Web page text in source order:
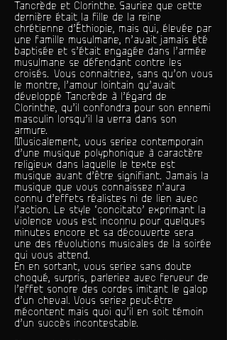
Tancrède et Clorinthe. Sauriez que cette
dernière était la fille de la reine
chrétienne d’Éthiopie, mais qui, élevée par
une famille musulmane, n’avait jamais été
baptisée et s’était engagée dans l’armée
musulmane se défendant contre les
croisés. Vous connaitriez, sans qu’on vous
le montre, l’amour lointain qu’avait
développé Tancrède à l’égard de
Clorinthe, qu’il confondra pour son ennemi
masculin lorsqu’il la verra dans son
armure.
Musicalement, vous seriez contemporain
d’une musique polyphonique à caractère
religieux dans laquelle le texte est
musique avant d’être signifiant. Jamais la
musique que vous connaissez n’aura
connu d’effets réalistes ni de lien avec
l’action. Le style ‘concitato’ exprimant la
violence vous est inconnu pour quelques
minutes encore et sa découverte sera
une des révolutions musicales de la soirée
qui vous attend.
En en sortant, vous seriez sans doute
choqué, surpris, parleriez avec ferveur de
l’effet sonore des cordes imitant le galop
d’un cheval. Vous seriez peut-être
mécontent mais quoi qu’il en soit témoin
d’un succès incontestable.